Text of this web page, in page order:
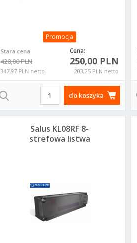
Promocja
Stara cena
428,00 PLN
347,97 PLN netto
Cena:
250,00 PLN
203,25 PLN netto
do koszyka
Salus KL08RF 8-
strefowa listwa